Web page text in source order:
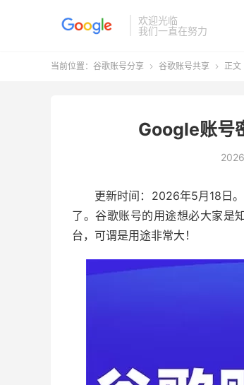
欢迎光临
我们一直在努力
当前位置： 谷歌账号分享  谷歌账号共享  正文
Google账号
更新时间：2026年5月18日
了。谷歌账号的用途想必大家是
台，可谓是用途非常大！